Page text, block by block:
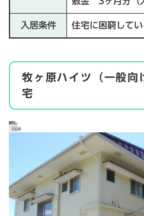
入居条件 住宅に困窮して
牧ヶ原ハイツ（一般
宅